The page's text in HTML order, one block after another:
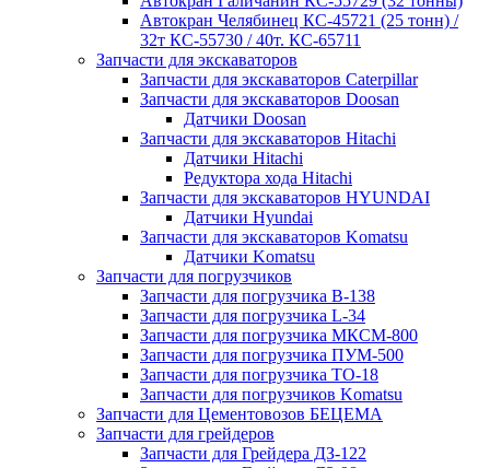
Автокран Челябинец КС-45721 (25 тонн) /
32т КС-55730 / 40т. КС-65711
Запчасти для экскаваторов
Запчасти для экскаваторов Caterpillar
Запчасти для экскаваторов Doosan
Датчики Doosan
Запчасти для экскаваторов Hitachi
Датчики Hitachi
Редуктора хода Hitachi
Запчасти для экскаваторов HYUNDAI
Датчики Hyundai
Запчасти для экскаваторов Komatsu
Датчики Komatsu
Запчасти для погрузчиков
Запчасти для погрузчика B-138
Запчасти для погрузчика L-34
Запчасти для погрузчика МКСМ-800
Запчасти для погрузчика ПУМ-500
Запчасти для погрузчика ТО-18
Запчасти для погрузчиков Komatsu
Запчасти для Цементовозов БЕЦЕМА
Запчасти для грейдеров
Запчасти для Грейдера ДЗ-122